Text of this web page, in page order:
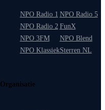
NPO Radio 1
NPO Radio 2
NPO 3FM
NPO Klassiek
NPO Radio 5
FunX
NPO Blend
Sterren NL
Organisatie